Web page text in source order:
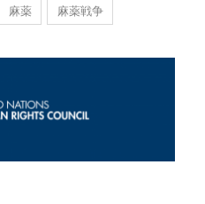
麻薬 麻薬戦争